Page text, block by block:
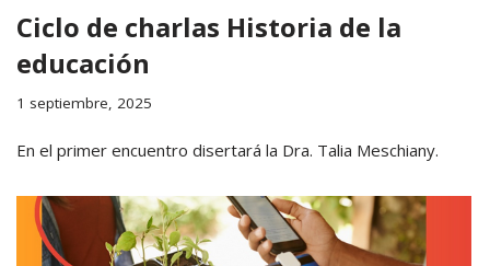
Ciclo de charlas Historia de la
educación
1 septiembre, 2025
En el primer encuentro disertará la Dra. Talia Meschiany.